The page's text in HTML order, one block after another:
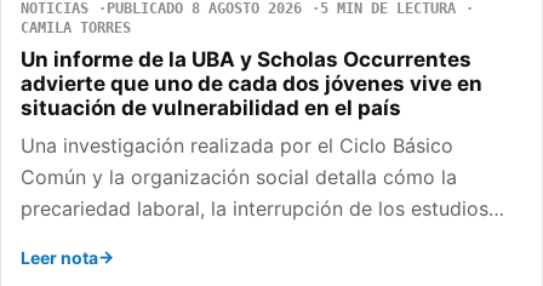
NOTICIAS PUBLICADO 8 AGOSTO 2026
5 MIN DE LECTURA
CAMILA TORRES
Un informe de la UBA y Scholas Occurrentes
advierte que uno de cada dos jóvenes vive en
situación de vulnerabilidad en el país
Una investigación realizada por el Ciclo Básico
Común y la organización social detalla cómo la
precariedad laboral, la interrupción de los estudios…
Leer nota